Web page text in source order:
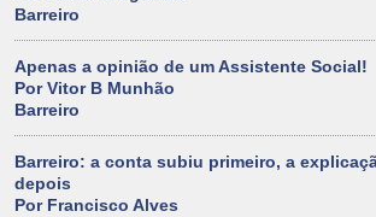
Barreiro
Apenas a opinião de um Assistente Social!
Por Vitor B Munhão
Barreiro
Barreiro: a conta subiu primeiro, a
depois
Por Francisco Alves